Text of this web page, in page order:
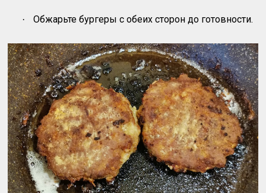
· Обжарьте бургеры с обеих сторон до готовности.